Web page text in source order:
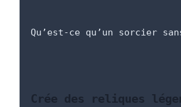
Qu’est-ce qu’un sorcier
Crée des reliques